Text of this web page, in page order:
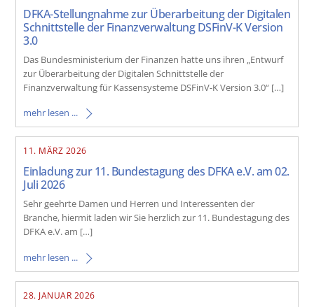
DFKA-Stellungnahme zur Überarbeitung der Digitalen
Schnittstelle der Finanzverwaltung DSFinV-K Version
3.0
Das Bundesministerium der Finanzen hatte uns ihren „Entwurf
zur Überarbeitung der Digitalen Schnittstelle der
Finanzverwaltung für Kassensysteme DSFinV-K Version 3.0“ […]
mehr lesen ...
11. MÄRZ 2026
Einladung zur 11. Bundestagung des DFKA e.V. am 02.
Juli 2026
Sehr geehrte Damen und Herren und Interessenten der
Branche, hiermit laden wir Sie herzlich zur 11. Bundestagung des
DFKA e.V. am […]
mehr lesen ...
28. JANUAR 2026